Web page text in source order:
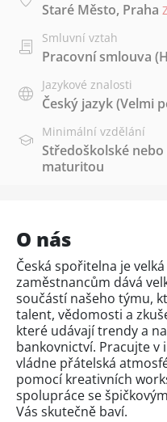
Staré Město, Praha
Smluvní vztah
Pracovní smlouva
Jazykové znalosti
Český jazyk(Velmi
Minimální vzdělání
Středoškolské
maturitou
O nás
Česká spořitelna je
zaměstnancům dává
součástí našeho týmu,
talent, vědomosti a
které udávají trendy a
bankovnictví. Pracujte
vládne přátelská
pomocí kreativních
spolupráce se
Vás skutečně baví.